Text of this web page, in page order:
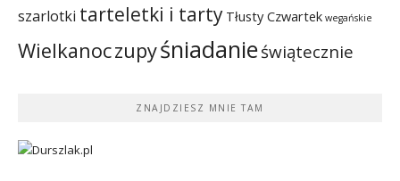
szarlotki tarteletki i tarty Tłusty Czwartek wegańskie
Wielkanoczupyśniadanieświątecznie
ZNAJDZIESZ MNIE TAM